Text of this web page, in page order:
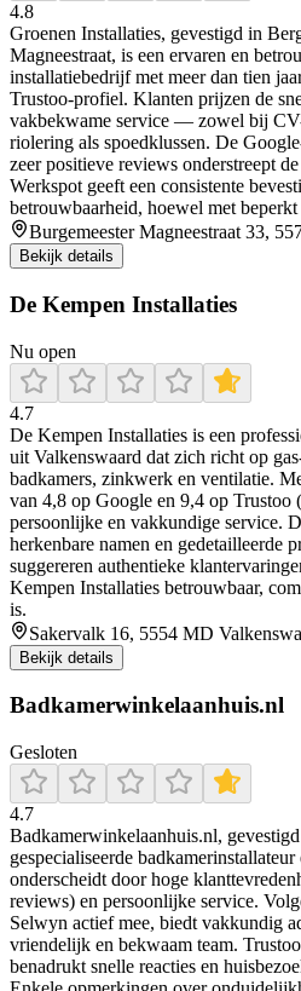
4.8
Groenen Installaties, gevestigd in
Magneestraat, is een ervaren en
installatiebedrijf met meer dan tien
Trustoo-profiel. Klanten prijzen de
vakbekwame service — zowel bij
riolering als spoedklussen. De
zeer positieve reviews onderstreept
Werkspot geeft een consistente
betrouwbaarheid, hoewel met beperkt
Burgemeester Magneestraat 33,
Bekijk details
De Kempen Installaties
Nu open
4.7
De Kempen Installaties is een
uit Valkenswaard dat zich richt op
badkamers, zinkwerk en ventilatie.
van 4,8 op Google en 9,4 op
persoonlijke en vakkundige service.
herkenbare namen en gedetailleerde
suggereren authentieke
Kempen Installaties betrouwbaar,
is.
Sakervalk 16, 5554 MD
Bekijk details
Badkamerwinkelaanhuis.nl
Gesloten
4.7
Badkamerwinkelaanhuis.nl,
gespecialiseerde
onderscheidt door hoge
reviews) en persoonlijke service.
Selwyn actief mee, biedt vakkundig
vriendelijk en bekwaam team.
benadrukt snelle reacties en